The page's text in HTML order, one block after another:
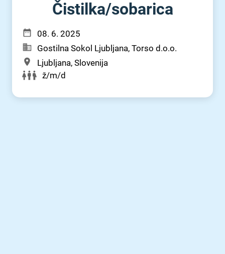
Čistilka⁠/⁠sobarica
08. 6. 2025
Gostilna Sokol Ljubljana, Torso d.o.o.
Ljubljana, Slovenija
ž/m/d